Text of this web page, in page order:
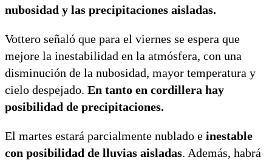
nubosidad y las precipitaciones aisladas.
Vottero señaló que para el viernes se espera que
mejore la inestabilidad en la atmósfera, con una
disminución de la nubosidad, mayor temperatura y
cielo despejado. En tanto en cordillera hay
posibilidad de precipitaciones.
El martes estará parcialmente nublado e inestable
con posibilidad de lluvias aisladas. Además, habrá